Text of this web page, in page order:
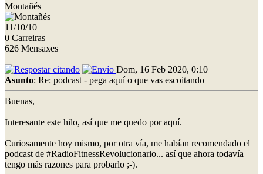
Montañés
11/10/10
0 Carreiras
626 Mensaxes
Dom, 16 Feb 2020, 0:10
Asunto: Re: podcast - pega aquí o que vas escoitando
Buenas,
Interesante este hilo, así que me quedo por aquí.
Curiosamente hoy mismo, por otra vía, me habían recomendado el
podcast de #RadioFitnessRevolucionario... así que ahora todavía
tengo más razones para probarlo ;-).